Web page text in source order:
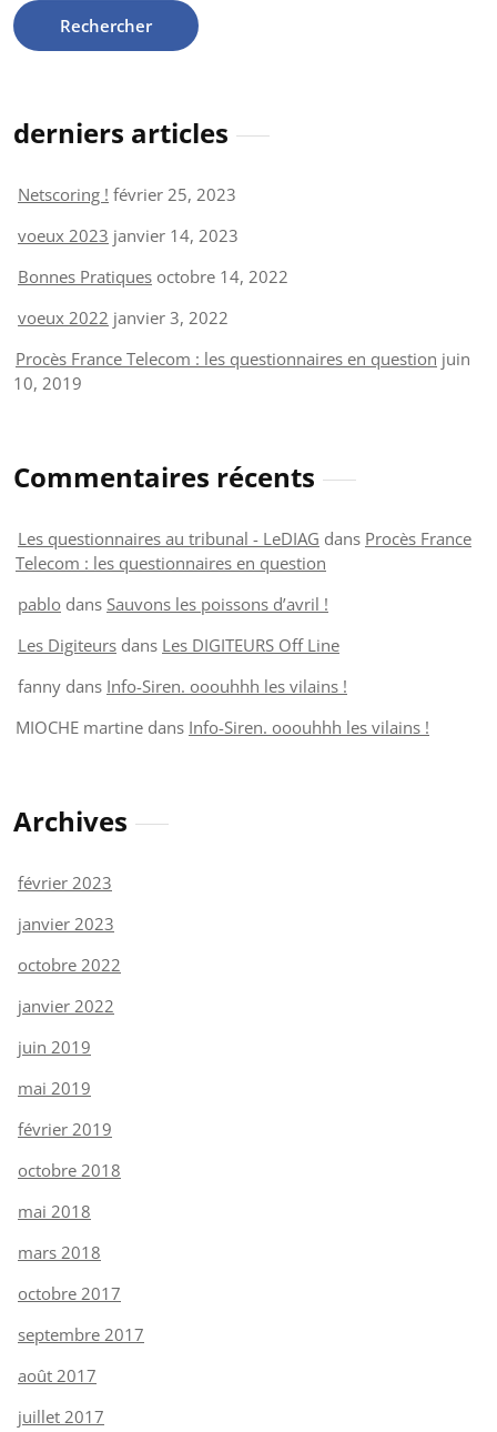
derniers articles
Netscoring ! février 25, 2023
voeux 2023 janvier 14, 2023
Bonnes Pratiques octobre 14, 2022
voeux 2022 janvier 3, 2022
Procès France Telecom : les questionnaires en question juin
10, 2019
Commentaires récents
Les questionnaires au tribunal - LeDIAG dans Procès France
Telecom : les questionnaires en question
pablo dans Sauvons les poissons d’avril !
Les Digiteurs dans Les DIGITEURS Off Line
fanny dans Info-Siren. ooouhhh les vilains !
MIOCHE martine dans Info-Siren. ooouhhh les vilains !
Archives
février 2023
janvier 2023
octobre 2022
janvier 2022
juin 2019
mai 2019
février 2019
octobre 2018
mai 2018
mars 2018
octobre 2017
septembre 2017
août 2017
juillet 2017